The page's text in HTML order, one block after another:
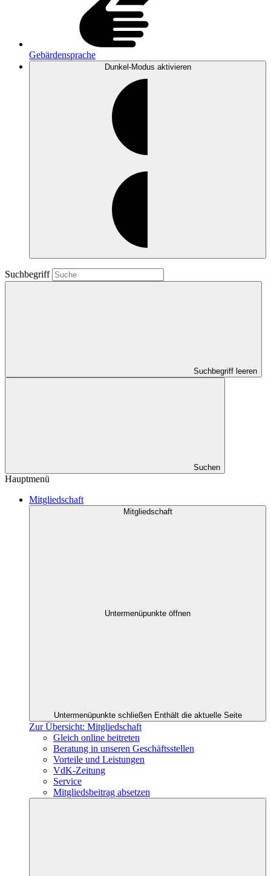
Gebärdensprache
Dunkel-Modus aktivieren
Suchbegriff
Suchbegriff leeren
Suchen
Hauptmenü
Mitgliedschaft
Mitgliedschaft
Untermenüpunkte öffnen
Untermenüpunkte schließen Enthält die aktuelle Seite
Zur Übersicht: Mitgliedschaft
Gleich online beitreten
Beratung in unseren Geschäftsstellen
Vorteile und Leistungen
VdK-Zeitung
Service
Mitgliedsbeitrag absetzen